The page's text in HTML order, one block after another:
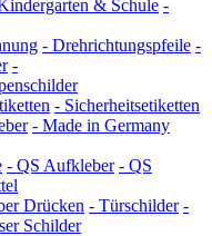
& Schule -
- Drehrichtungspfeile -
-
- Sicherheitsetiketten
- Made in Germany
- QS Aufkleber - QS
Drücken - Türschilder -
Schilder